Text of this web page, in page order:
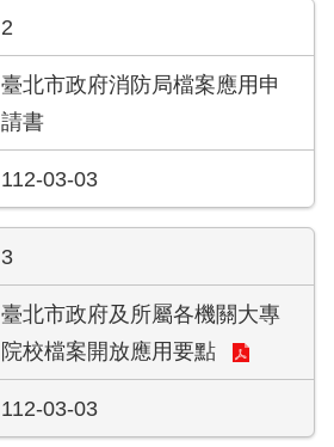
2
臺北市政府消防局檔案應用申
請書
112-03-03
3
臺北市政府及所屬各機關大專
院校檔案開放應用要點
112-03-03